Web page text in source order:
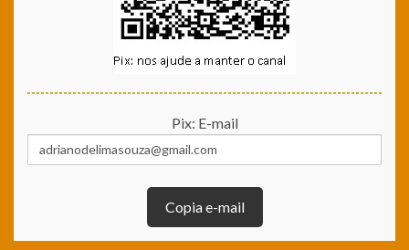
Pix: E-mail
Copia e-mail